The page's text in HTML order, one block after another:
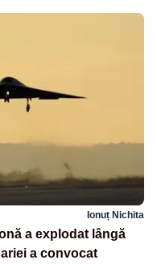
Ionuț Nichita
a explodat lângă
a convocat